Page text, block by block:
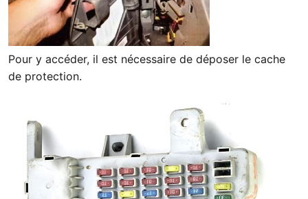
Pour y accéder, il est nécessaire de déposer le cache
de protection.